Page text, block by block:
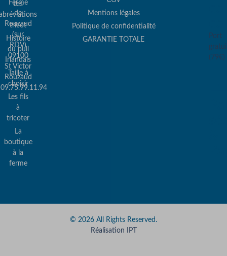
Ferme
de
Rouzaud
(sur
RDV)
09100
St Victor
Rouzaud
09.75.99.11.94
Les
tricot
Histoire
du pull
Irlandais
Taille à
choisir
Les fils
à
tricoter
La
boutique
à la
ferme
Mentions légales
Politique de confidentialité
GARANTIE TOTALE
Port
(79€)
© 2026 All Rights Reserved.
Réalisation IPT